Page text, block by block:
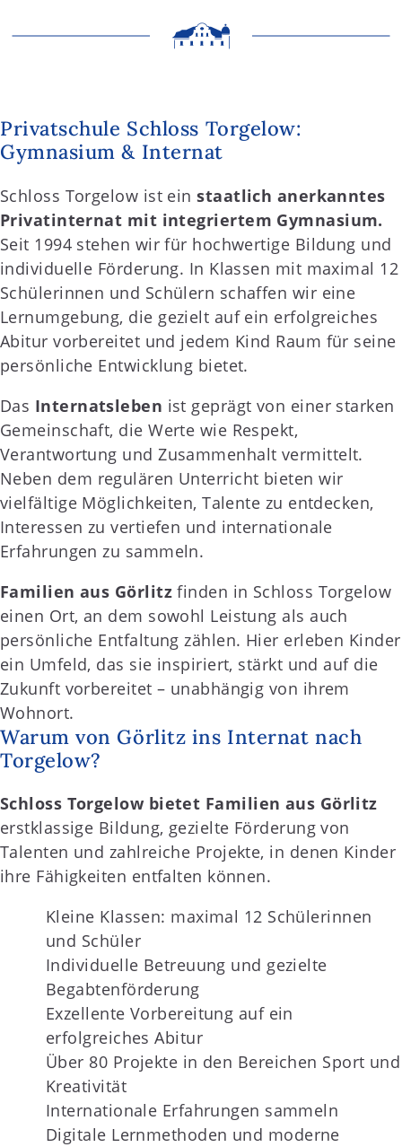
Privatschule Schloss Torgelow:
Gymnasium & Internat
Schloss Torgelow ist einstaatlich anerkanntes
Privatinternat mit integriertem Gymnasium.
Seit 1994 stehen wir für hochwertige Bildung und
individuelle Förderung. In Klassen mit maximal 12
Schülerinnen und Schülern schaffen wir eine
Lernumgebung, die gezielt auf ein erfolgreiches
Abitur vorbereitet und jedem Kind Raum für seine
persönliche Entwicklung bietet.
Das Internatsleben ist geprägt von einer starken
Gemeinschaft, die Werte wie Respekt,
Verantwortung und Zusammenhalt vermittelt.
Neben dem regulären Unterricht bieten wir
vielfältige Möglichkeiten, Talente zu entdecken,
Interessen zu vertiefen und internationale
Erfahrungen zu sammeln.
Familien aus Görlitz finden in Schloss Torgelow
einen Ort, an dem sowohl Leistung als auch
persönliche Entfaltung zählen. Hier erleben Kinder
ein Umfeld, das sie inspiriert, stärkt und auf die
Zukunft vorbereitet – unabhängig von ihrem
Wohnort.
Warum von Görlitz ins Internat nach
Torgelow?
Schloss Torgelow bietet Familien aus Görlitz
erstklassige Bildung, gezielte Förderung von
Talenten und zahlreiche Projekte, in denen Kinder
ihre Fähigkeiten entfalten können.
Kleine Klassen: maximal 12 Schülerinnen
und Schüler
Individuelle Betreuung und gezielte
Begabtenförderung
Exzellente Vorbereitung auf ein
erfolgreiches Abitur
Über 80 Projekte in den Bereichen Sport und
Kreativität
Internationale Erfahrungen sammeln
Digitale Lernmethoden und moderne